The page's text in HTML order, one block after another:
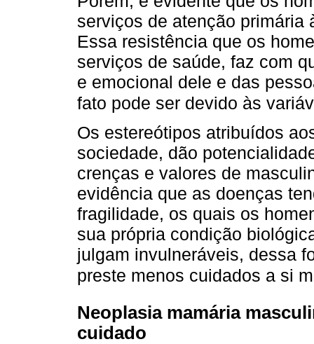
serviços de atenção primária
Essa resistência que os
serviços de saúde, faz com
e emocional dele e das
fato pode ser devido às
Os estereótipos atribuídos
sociedade, dão
crenças e valores de
evidência que as doenças
fragilidade, os quais os
sua própria condição
julgam invulneráveis, dessa
preste menos cuidados a si
Neoplasia mamária
cuidado